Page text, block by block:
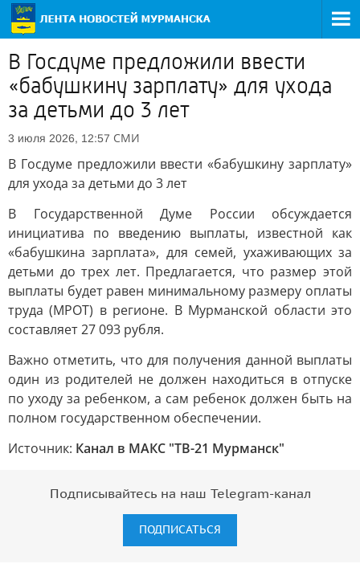
В Госдуме предложили ввести
«бабушкину зарплату» для ухода
за детьми до 3 лет
3 июля 2026, 12:57 СМИ
В Госдуме предложили ввести «бабушкину зарплату»
для ухода за детьми до 3 лет
В Государственной Думе России обсуждается
инициатива по введению выплаты, известной как
«бабушкина зарплата», для семей, ухаживающих за
детьми до трех лет. Предлагается, что размер этой
выплаты будет равен минимальному размеру оплаты
труда (МРОТ) в регионе. В Мурманской области это
составляет 27 093 рубля.
Важно отметить, что для получения данной выплаты
один из родителей не должен находиться в отпуске
по уходу за ребенком, а сам ребенок должен быть на
полном государственном обеспечении.
Источник: Канал в МАКС "ТВ-21 Мурманск"
Подписывайтесь на наш Telegram-канал
ПОДПИСАТЬСЯ